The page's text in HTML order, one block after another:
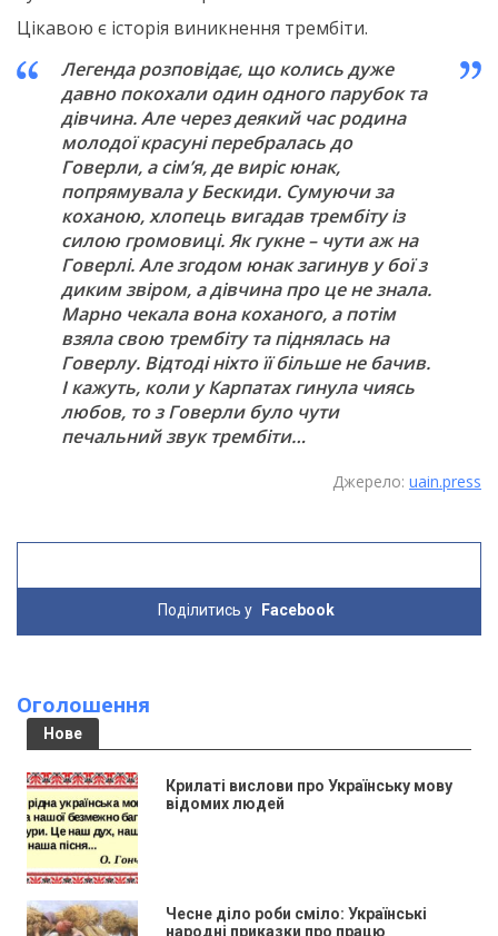
Цікавою є історія виникнення трембіти.
Легенда розповідає, що колись дуже
давно покохали один одного парубок та
дівчина. Але через деякий час родина
молодої красуні перебралась до
Говерли, а сім’я, де виріс юнак,
попрямувала у Бескиди. Сумуючи за
коханою, хлопець вигадав трембіту із
силою громовиці. Як гукне – чути аж на
Говерлі. Але згодом юнак загинув у бої з
диким звіром, а дівчина про це не знала.
Марно чекала вона коханого, а потім
взяла свою трембіту та піднялась на
Говерлу. Відтоді ніхто її більше не бачив.
І кажуть, коли у Карпатах гинула чиясь
любов, то з Говерли було чути
печальний звук трембіти…
Джерело: uain.press
Поділитись у Facebook
Оголошення
Нове
Крилаті вислови про Українську мову
відомих людей
Чесне діло роби сміло: Українські
народні приказки про працю